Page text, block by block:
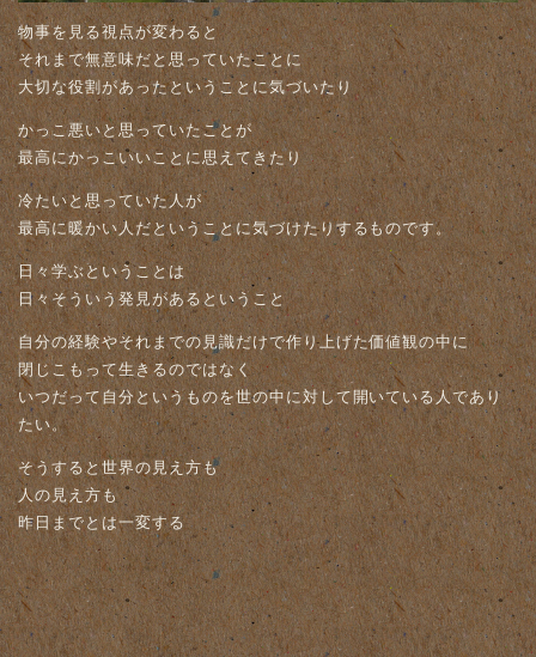
物事を見る視点が変わると
それまで無意味だと思っていたことに
大切な役割があったということに気づいたり
かっこ悪いと思っていたことが
最高にかっこいいことに思えてきたり
冷たいと思っていた人が
最高に暖かい人だということに気づけたりするものです。
日々学ぶということは
日々そういう発見があるということ
自分の経験やそれまでの見識だけで作り上げた価値観の中に
閉じこもって生きるのではなく
いつだって自分というものを世の中に対して開いている人であり
たい。
そうすると世界の見え方も
人の見え方も
昨日までとは一変する